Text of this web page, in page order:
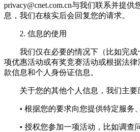
privacy@cnet.com.cn与我们联系并提供
息，我们在核实后会回复您的请求。
2. 信息的使用
我们仅在必要的情况下（比如完成
项优惠活动或有奖竞赛活动或根据法
款信息和个人身份证信息。
关于您的其他个人信息，我们主要
• 根据您的要求向您提供特定服务、
• 授权您参加一项活动，比如调查